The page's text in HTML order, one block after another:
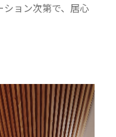
ョン次第で、居心